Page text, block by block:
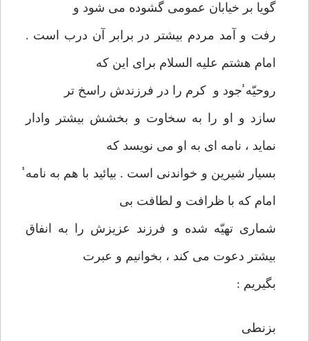
گويا بر خيابان عمومی گشوده می شود و
رفت و آمد مردم بيشتر در برابر آن درب است .
امام هشتم عليه السلام برای اين كه
روحيّه̾ جود و كرم را در فرزندش راسخ تر
سازد و او را به سخاوت و بخشش بيشتر وادار
نمايد ، نامه ای به او می نويسد كه
بسيار شيرين و خواندنی است . بيائيد با هم به نامه̾
امام كه با ظرافت و لطافت بی
شماری تهيّه شده و فرزند عزيزش را به انفاق
بيشتر دعوت می كند ، بخوانيم و عبرت
بگيريم :
بزنطی